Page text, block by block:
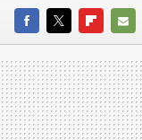
FACEBOOKTWITTERFLIPBOARD
E-
MAIL